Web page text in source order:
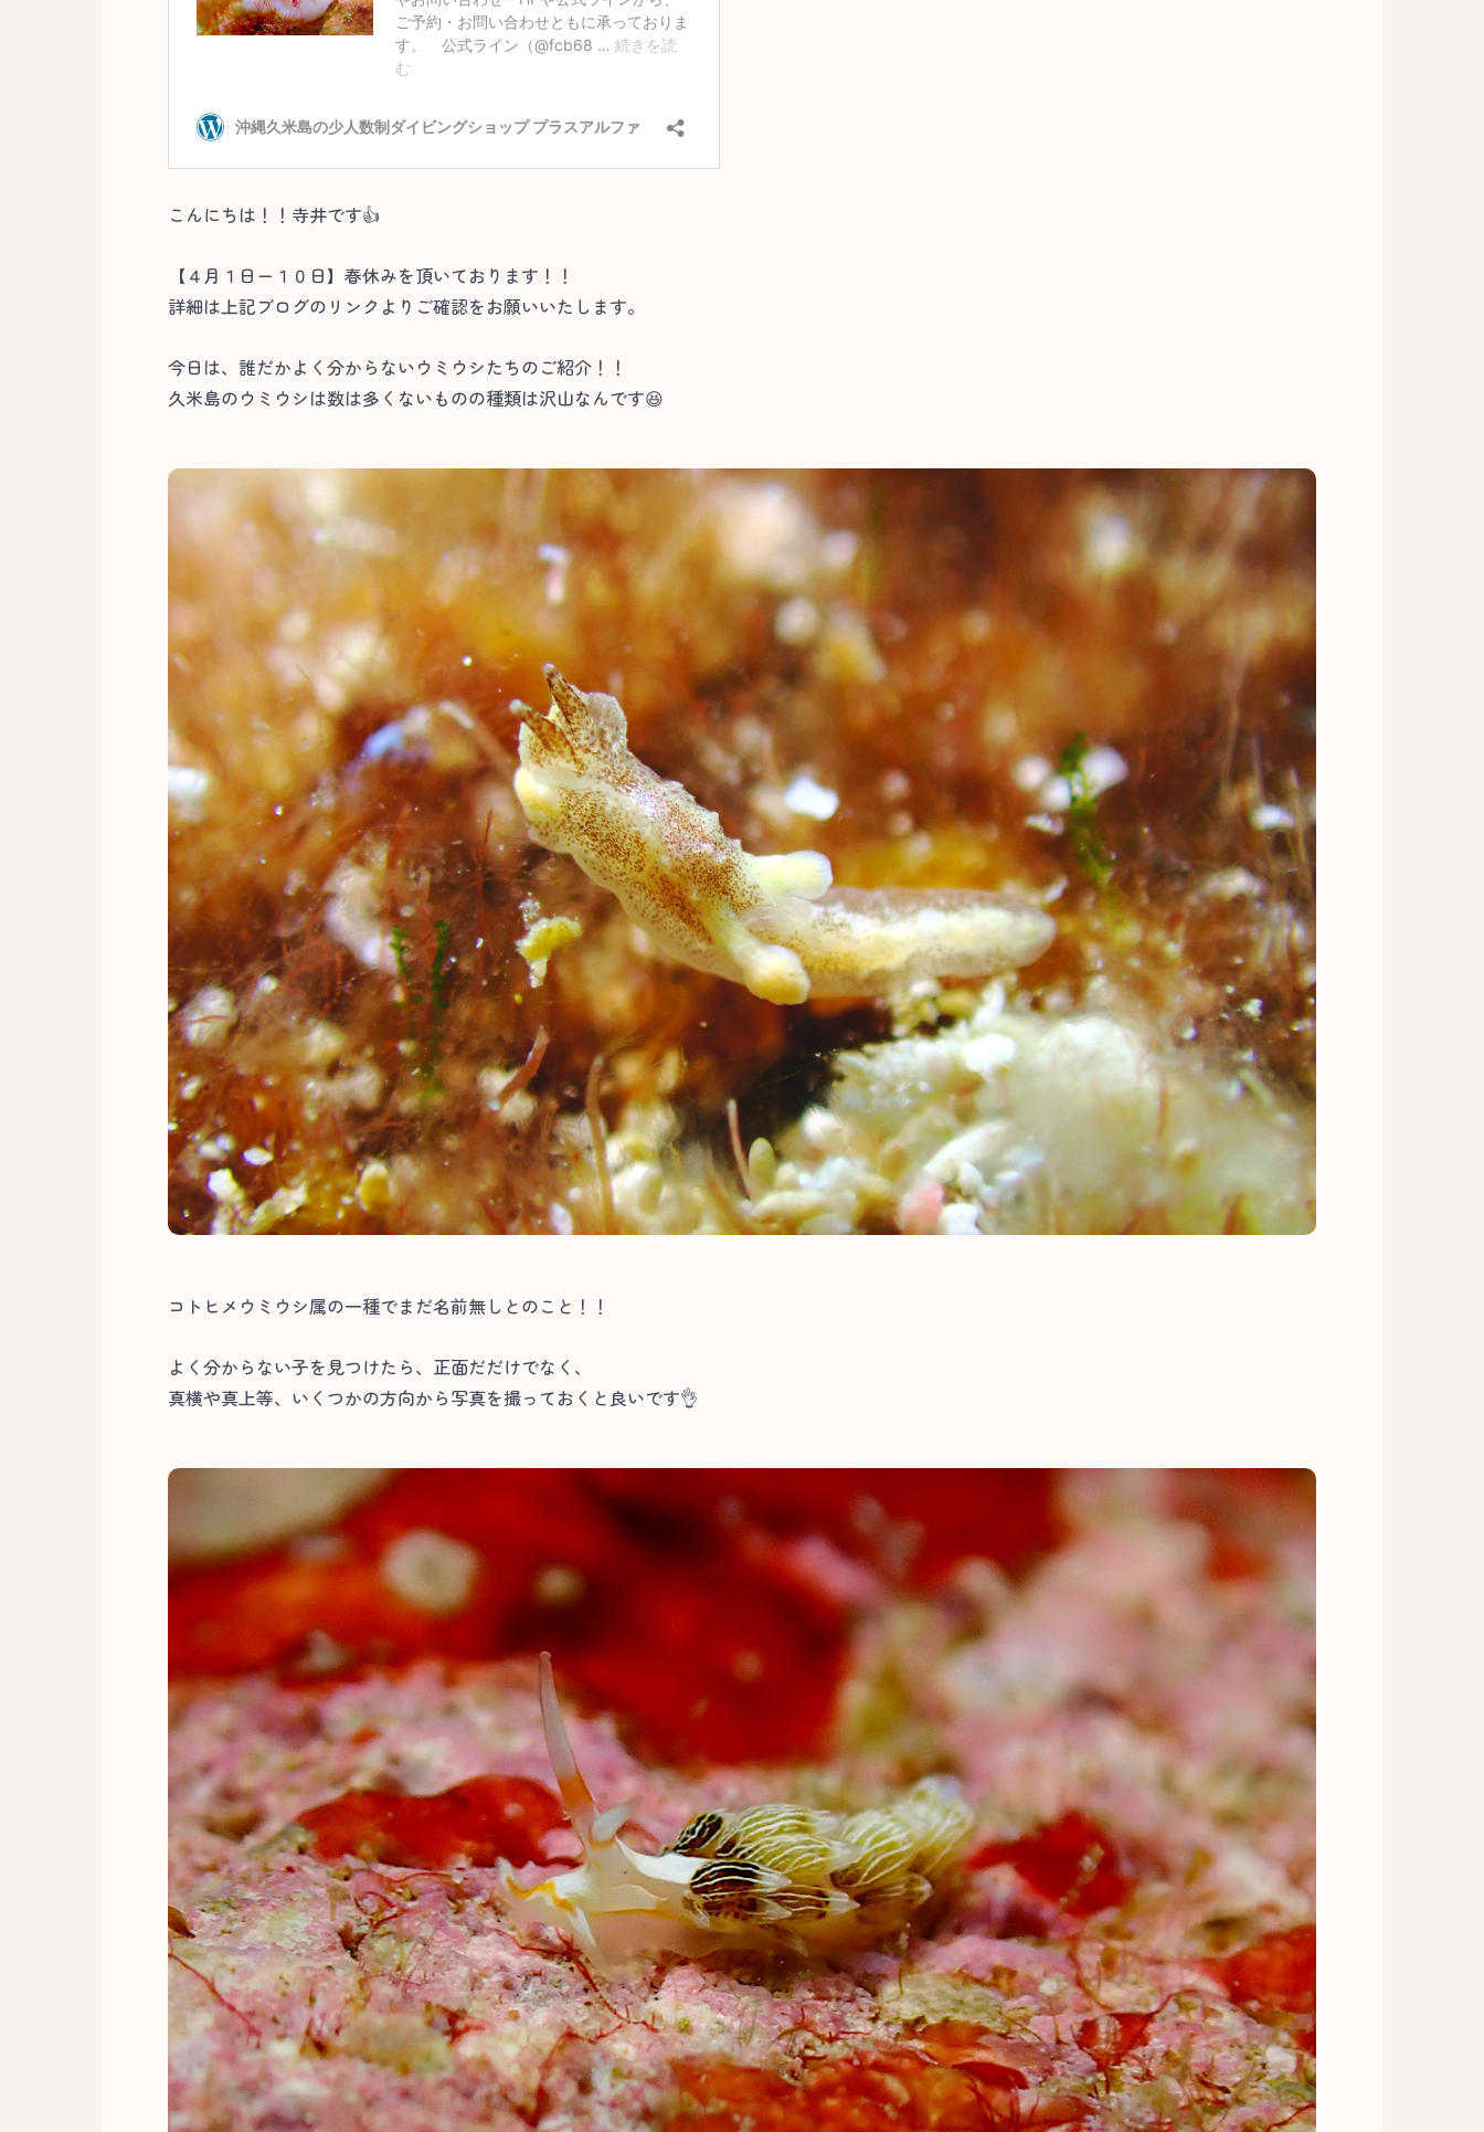
こんにちは！！寺井です👍
【４月１日ー１０日】春休みを頂いております！！
詳細は上記ブログのリンクよりご確認をお願いいたします。
今日は、誰だかよく分からないウミウシたちのご紹介！！
久米島のウミウシは数は多くないものの種類は沢山なんです😆
コトヒメウミウシ属の一種でまだ名前無しとのこと！！
よく分からない子を見つけたら、正面だだけでなく、
真横や真上等、いくつかの方向から写真を撮っておくと良いです👌